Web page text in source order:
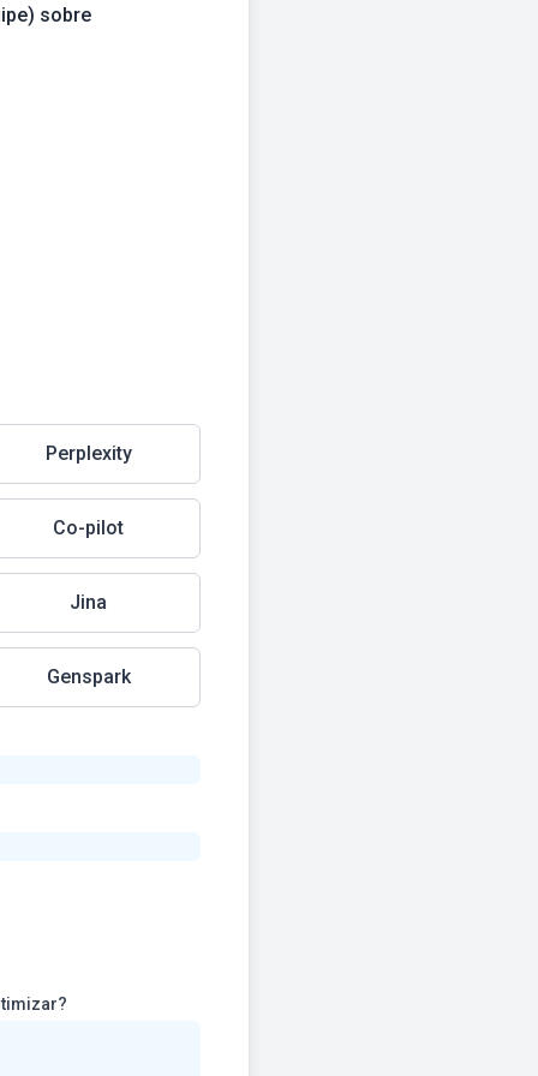
Perplexity
Co-pilot
Jina
Genspark
desafio ou tarefa repetitiva no dia a dia (seu ou da equipe) que gostaria de otimizar?